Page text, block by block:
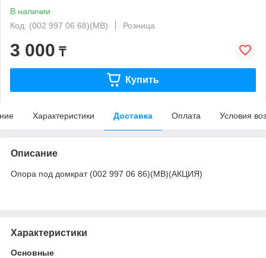
В наличии
Код: (002 997 06 68)(MB)
Розница
3 000 ₸
Купить
Характеристики Доставка Оплата Условия
Описание
Опора под домкрат (002 997 06 86)(MB)(АКЦИЯ)
Характеристики
Основные